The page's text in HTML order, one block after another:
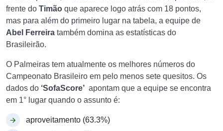
frente do Timão que aparece logo atrás com 18 pontos,
mas para além do primeiro lugar na tabela, a equipe de
Abel Ferreira também domina as estatísticas do
Brasileirão.
O Palmeiras tem atualmente os melhores números do
Campeonato Brasileiro em pelo menos sete quesitos. Os
dados do ‘SofaScore’ apontam que a equipe se encontra
em 1° lugar quando o assunto é:
aproveitamento (63.3%)